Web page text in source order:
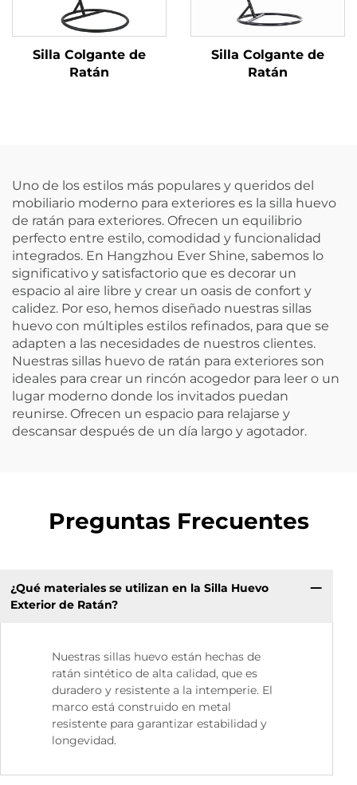
Silla Colgante de
Ratán
Silla Colgante de
Ratán
Uno de los estilos más populares y queridos del
mobiliario moderno para exteriores es la silla huevo
de ratán para exteriores. Ofrecen un equilibrio
perfecto entre estilo, comodidad y funcionalidad
integrados. En Hangzhou Ever Shine, sabemos lo
significativo y satisfactorio que es decorar un
espacio al aire libre y crear un oasis de confort y
calidez. Por eso, hemos diseñado nuestras sillas
huevo con múltiples estilos refinados, para que se
adapten a las necesidades de nuestros clientes.
Nuestras sillas huevo de ratán para exteriores son
ideales para crear un rincón acogedor para leer o un
lugar moderno donde los invitados puedan
reunirse. Ofrecen un espacio para relajarse y
descansar después de un día largo y agotador.
Preguntas Frecuentes
¿Qué materiales se utilizan en la Silla Huevo
Exterior de Ratán?
Nuestras sillas huevo están hechas de
ratán sintético de alta calidad, que es
duradero y resistente a la intemperie. El
marco está construido en metal
resistente para garantizar estabilidad y
longevidad.